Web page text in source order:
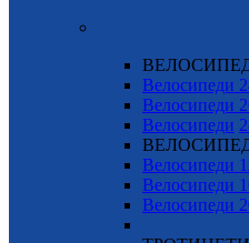
Велосипеди
Велосипеди
Велосипеди
Велосипеди
Велосипеди
Велосипеди